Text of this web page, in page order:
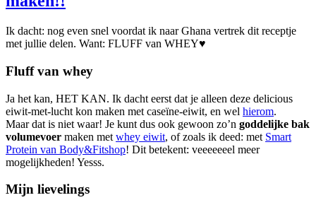
Ik dacht: nog even snel voordat ik naar Ghana vertrek dit receptje
met jullie delen. Want: FLUFF van WHEY♥
Fluff van whey
Ja het kan, HET KAN. Ik dacht eerst dat je alleen deze delicious
eiwit-met-lucht kon maken met caseïne-eiwit, en wel hierom.
Maar dat is niet waar! Je kunt dus ook gewoon zo’n goddelijke bak
volumevoer maken met whey eiwit, of zoals ik deed: met Smart
Protein van Body&Fitshop! Dit betekent: veeeeeeel meer
mogelijkheden! Yesss.
Mijn lievelings